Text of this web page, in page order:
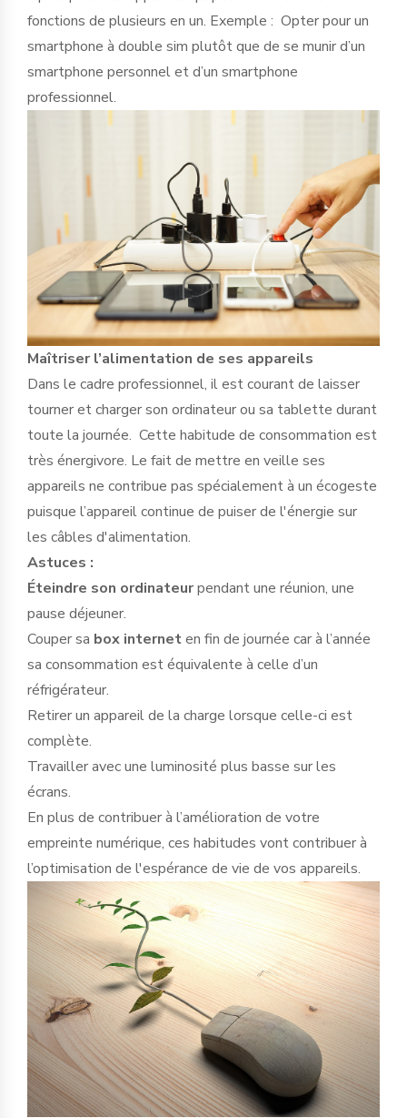
fonctions de plusieurs en un. Exemple : Opter pour un
smartphone à double sim plutôt que de se munir d’un
smartphone personnel et d’un smartphone
professionnel.
Maîtriser l’alimentation de ses appareils
Dans le cadre professionnel, il est courant de laisser
tourner et charger son ordinateur ou sa tablette durant
toute la journée. Cette habitude de consommation est
très énergivore. Le fait de mettre en veille ses
appareils ne contribue pas spécialement à un écogeste
puisque l’appareil continue de puiser de l'énergie sur
les câbles d'alimentation.
Astuces :
Éteindre son ordinateurpendant une réunion, une
pause déjeuner.
Couper sa box interneten fin de journée car à l’année
sa consommation est équivalente à celle d’un
réfrigérateur.
Retirer un appareil de la charge lorsque celle-ci est
complète.
Travailler avec une luminosité plus basse sur les
écrans.
En plus de contribuer à l’amélioration de votre
empreinte numérique, ces habitudes vont contribuer à
l’optimisation de l'espérance de vie de vos appareils.